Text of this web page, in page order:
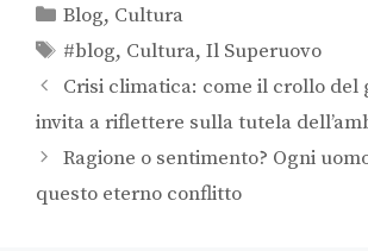
Blog, Cultura
#blog, Cultura,Il Superuovo
Crisi climatica: come il crollo del
invita a riflettere sulla tutela
Ragione o sentimento? Ogni
questo eterno conflitto